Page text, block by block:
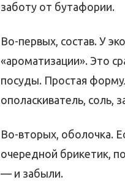
заботу от бутафории.
Во-первых, состав. У
«ароматизации». Это
посуды. Простая
ополаскиватель, соль,
Во-вторых, оболочка.
очередной брикетик,
— и забыли.